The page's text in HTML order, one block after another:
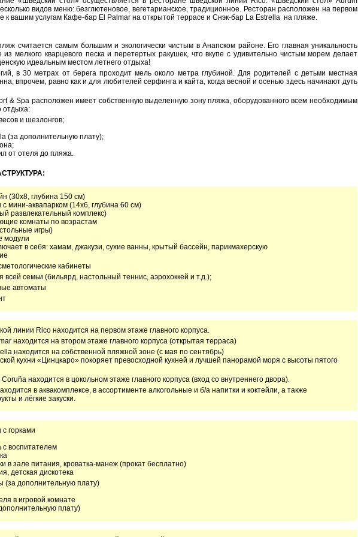
видов меню: безглютеновое, вегетарианское, традиционное. Ресторан расположен на первом
к вашим услугам Кафе-бар El Palmar на открытой террасе и Снэк-бар La Estrella на пляже.
считается самым большим и экологически чистым в Анапском районе. Его главная уникальность
из мелкого кварцевого песка и перетертых ракушек, что вкупе с удивительно чистым морем делает
идеальным местом летнего отдыха!
в 30 метрах от берега проходит мель около метра глубиной. Для родителей с детьми местная
впрочем, равно как и для любителей серфинга и кайта, когда весной и осенью здесь начинают дуть
& Spa расположен имеет собственную выделенную зону пляжа, оборудованного всем необходимым
отдыха:
и шезлонгов;
(за дополнительную плату);
от отеля до пляжа.
(30x8, глубина 150 см)
с мини-аквапарком (14x6, глубина 60 см)
развлекательный комплекс)
комнаты по возрастам
игры)
модули
в себя: хамам, джакузи, сухие ванны, крытый бассейн, парикмахерскую
кабинеты
всей семьи (бильярд, настольный теннис, аэрохоккей и т.д.);
автоматы
линии Rico находится на первом этаже главного корпуса.
находится на втором этаже главного корпуса (открытая терраса)
находится на собственной пляжной зоне (с мая по сентябрь)
кухни «Цинцкаро» покоряет превосходной кухней и лучшей панорамой моря с высоты пятого
Coruña находится в цокольном этаже главного корпуса (вход со внутреннего двора).
в аквакомплексе, в ассортименте алкогольные и б/а напитки и коктейли, а также
и лёгкие закуски.
с горками
с воспитателем
в зале питания, кроватка-манеж (прокат бесплатно)
детская дискотека
(за дополнительную плату)
в игровой комнате
плату)